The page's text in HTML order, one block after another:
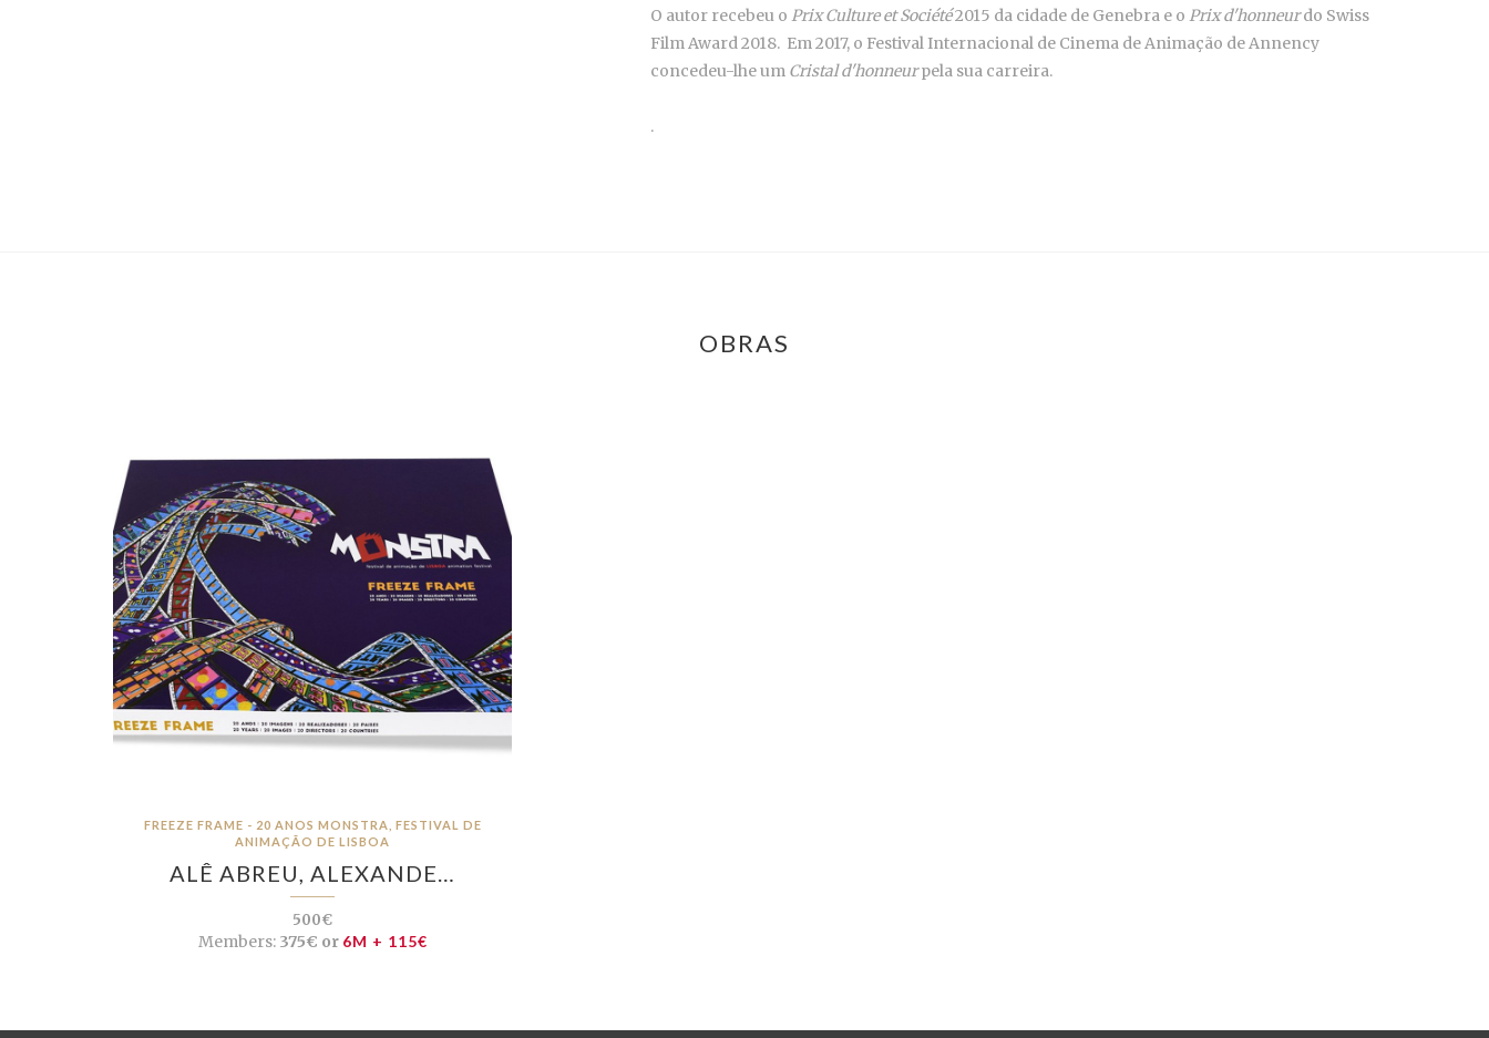
O autor recebeu o Prix Culture et Société2015 da cidade de Genebra e o Prix d'honneurdo Swiss
Film Award 2018. Em 2017, o Festival Internacional de Cinema de Animação de Annency
concedeu-lhe um Cristal d'honneurpela sua carreira.
.
OBRAS
FREEZE FRAME - 20 ANOS MONSTRA, FESTIVAL DE
ANIMAÇÃO DE LISBOA
ALÊ ABREU, ALEXANDE…
500€
Members:375€ or 6M + 115€